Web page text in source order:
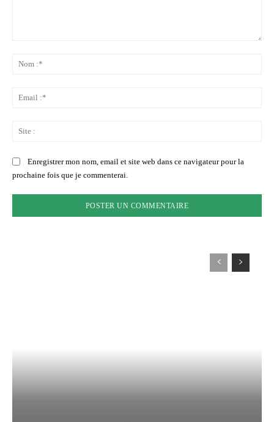
Enregistrer mon nom, email et site web dans ce navigateur pour la
prochaine fois que je commenterai.